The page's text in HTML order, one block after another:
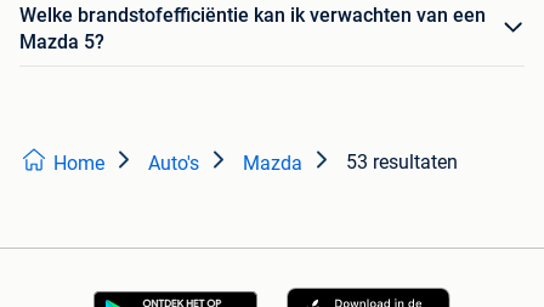
Welke brandstofefficiëntie kan ik verwachten van een
Mazda 5?
Home Auto's Mazda 53 resultaten